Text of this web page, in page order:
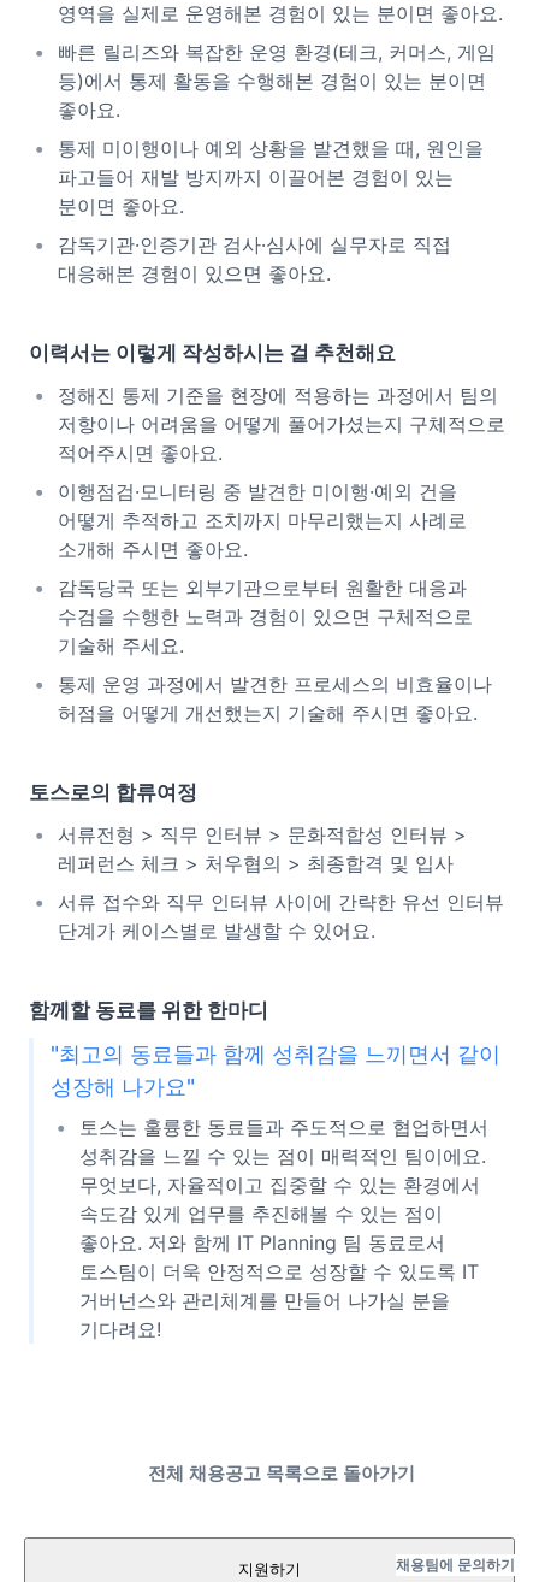
영역을 실제로 운영해본 경험이 있는 분이면 좋아요.
빠른 릴리즈와 복잡한 운영 환경(테크, 커머스, 게임
등)에서 통제 활동을 수행해본 경험이 있는 분이면
좋아요.
통제 미이행이나 예외 상황을 발견했을 때, 원인을
파고들어 재발 방지까지 이끌어본 경험이 있는
분이면 좋아요.
감독기관·인증기관 검사·심사에 실무자로 직접
대응해본 경험이 있으면 좋아요.
이력서는 이렇게 작성하시는 걸 추천해요
정해진 통제 기준을 현장에 적용하는 과정에서 팀의
저항이나 어려움을 어떻게 풀어가셨는지 구체적으로
적어주시면 좋아요.
이행점검·모니터링 중 발견한 미이행·예외 건을
어떻게 추적하고 조치까지 마무리했는지 사례로
소개해 주시면 좋아요.
감독당국 또는 외부기관으로부터 원활한 대응과
수검을 수행한 노력과 경험이 있으면 구체적으로
기술해 주세요.
통제 운영 과정에서 발견한 프로세스의 비효율이나
허점을 어떻게 개선했는지 기술해 주시면 좋아요.
토스로의 합류여정
서류전형 > 직무 인터뷰 > 문화적합성 인터뷰 >
레퍼런스 체크 > 처우협의 > 최종합격 및 입사
서류 접수와 직무 인터뷰 사이에 간략한 유선 인터뷰
단계가 케이스별로 발생할 수 있어요.
함께할 동료를 위한 한마디
"최고의 동료들과 함께 성취감을 느끼면서 같이
성장해 나가요"
토스는 훌륭한 동료들과 주도적으로 협업하면서
성취감을 느낄 수 있는 점이 매력적인 팀이에요.
무엇보다, 자율적이고 집중할 수 있는 환경에서
속도감 있게 업무를 추진해볼 수 있는 점이
좋아요. 저와 함께 IT Planning 팀 동료로서
토스팀이 더욱 안정적으로 성장할 수 있도록 IT
거버넌스와 관리체계를 만들어 나가실 분을
기다려요!
전체 채용공고 목록으로 돌아가기
지원하기 채용팀에 문의하기